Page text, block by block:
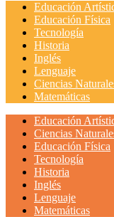
Educación
Educación Física
Tecnología
Historia
Inglés
Lenguaje
Ciencias
Matemáticas
Educación
Ciencias
Educación Física
Tecnología
Historia
Inglés
Lenguaje
Matemáticas